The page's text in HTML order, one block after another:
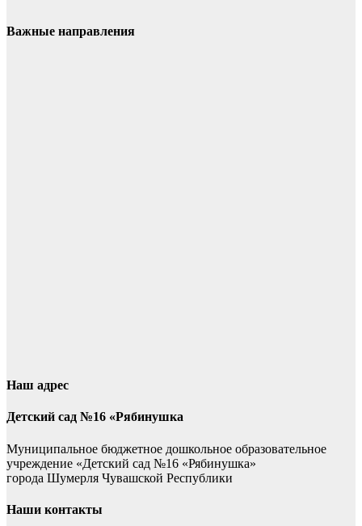
Важные направления
Наш адрес
Детский сад №16 «Рябинушка
Муниципальное бюджетное дошкольное образовательное
учреждение «Детский сад №16 «Рябинушка»
города Шумерля Чувашской Республики
Наши контакты